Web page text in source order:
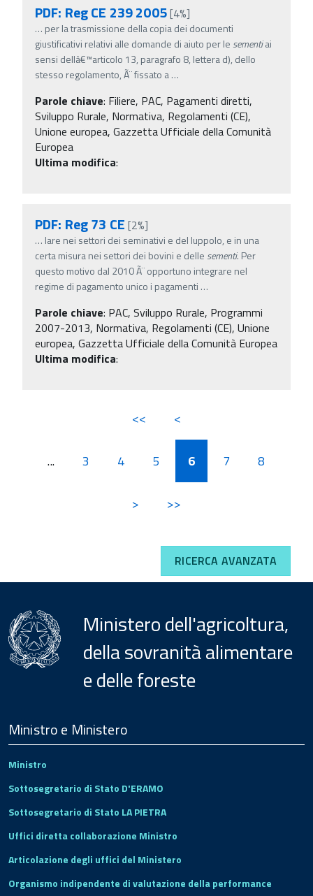
PDF: Reg CE 239 2005[4%]
… per la trasmissione della copia dei documenti
giustificativi relativi alle domande di aiuto per le sementiai
sensi dellâ€™articolo 13, paragrafo 8, lettera d), dello
stesso regolamento, Ã¨ fissato a…
Parole chiave: Filiere, PAC, Pagamenti diretti,
Sviluppo Rurale, Normativa, Regolamenti (CE),
Unione europea, Gazzetta Ufficiale della Comunità
Europea
Ultima modifica:
PDF: Reg 73 CE [2%]
… lare nei settori dei seminativi e del luppolo, e in una
certa misura nei settori dei bovini e delle sementi. Per
questo motivo dal 2010 Ã¨ opportuno integrare nel
regime di pagamento unico i pagamenti …
Parole chiave: PAC, Sviluppo Rurale, Programmi
2007-2013, Normativa, Regolamenti (CE), Unione
europea, Gazzetta Ufficiale della Comunità Europea
Ultima modifica:
<< <
... 3 4 5 6 7 8
> >>
RICERCA AVANZATA
Ministero dell'agricoltura,
della sovranità alimentare
e delle foreste
Footer
Ministro e Ministero
Ministro
Sottosegretario di Stato D'ERAMO
Sottosegretario di Stato LA PIETRA
Uffici diretta collaborazione Ministro
Articolazione degli uffici del Ministero
Organismo indipendente di valutazione della performance